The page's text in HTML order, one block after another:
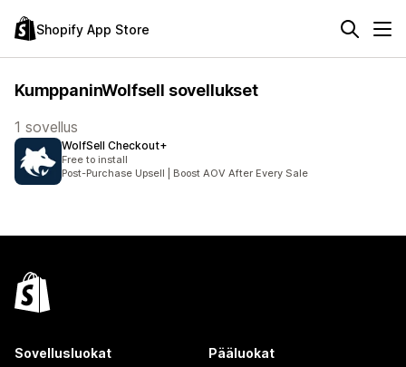
Shopify App Store
KumppaninWolfsell sovellukset
1 sovellus
WolfSell Checkout+
Free to install
Post-Purchase Upsell | Boost AOV After Every Sale
Sovellusluokat Pääluokat